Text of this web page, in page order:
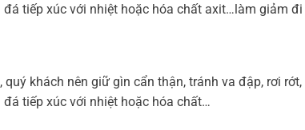
tiếp xúc với nhiệt hoặc hóa chất axit…làm giảm
khách nên giữ gìn cẩn thận, tránh va đập, rơi
tiếp xúc với nhiệt hoặc hóa chất…